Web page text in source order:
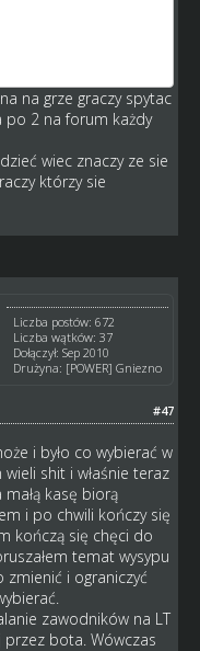
na grze graczy spytac
2 na forum każdy
wiec znaczy ze sie
którzy sie
Liczba postów: 672
Liczba wątków: 37
Dołączył: Sep 2010
Drużyna: [POWER] Gniezno
#47
i było co wybierać w
shit i właśnie teraz
kasę biorą
i po chwili kończy się
kończą się chęci do
temat wysypu
zmienić i ograniczyć
zawodników na LT
bota. Wówczas